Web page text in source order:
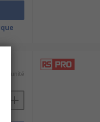
€/unité